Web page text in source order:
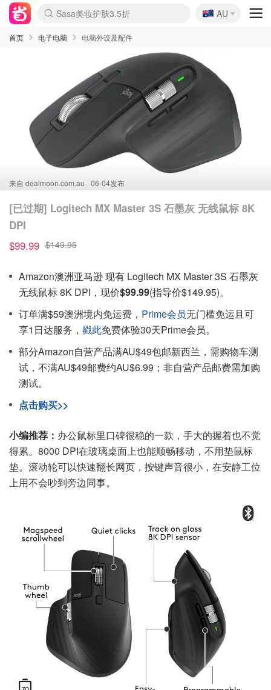
lululemon折扣上新
Sasa美妆护肤3.5折
SSENSE年中3折
FreshBeauty好价汇总
Cettire降价+叠9折
Farfetch折上8折
WWS Coles超市实拍
viagogo二手票捡漏
Myer清仓1折起
The Outnet奢牌1折起
David Jones 3折起
Flannels大牌1折
Perfumes Club护肤1折
AMIRO返校季6.2折
Oweek抽奖送Airpods
Amazon折扣汇总
eToro入金$200送$50
Amazon数码好物
ICONIC本周7.5折
ThedoubleF高奢地板价
Moose Knuckles 6折
丝芙兰5折起
EUFY官网3.7折起
Selenichast首饰2折
Trip机票酒店促销
YSL送5件彩妆礼
Amazon家居好物
BIGBANG巡演开票
David Jones时尚3折
Amazon美妆护肤
雅漾大喷$8
过敏原检测盒$33
伊索独家赠50ml沐浴露
科颜氏清仓3折
SEALIFE海洋馆门票6折
丝塔芙大白罐$16
订阅Newsletter送香薰
Cult Beauty 6.8折
Harrods圣诞日历2.3折
LN-CC奢牌私促3折
d'Alba空姐喷雾$16
EVE LOM套装逆天2折
Bernardelli独家4折
Adore Beauty 6折起
CT圣诞日历
Mytheresa奢品2.7折
Luxury Escapes 9折
Currentbody美容仪9折
MOON Garden Live
ALLSAINTS美衣3折
Roborock扫地机3.7折
Tingo Life水杯$24
Valentino官网5折
CR洗发护发6.3折
🇦🇺
AU
首页 电子电脑 电脑外设及配件
来自 dealmoon.com.au 06-04发布
[已过期] Logitech MX Master 3S 石墨灰 无线鼠标 8K
DPI
$99.99 $149.95
Amazon澳洲亚马逊 现有 Logitech MX Master 3S 石墨灰
无线鼠标 8K DPI，现价$99.99(指导价$149.95)。
订单满$59澳洲境内免运费， Prime会员无门槛免运且可
享1日达服务， 戳此免费体验30天Prime会员。
部分Amazon自营产品满AU$49包邮新西兰，需购物车测
试，不满AU$49邮费约AU$6.99；非自营产品邮费需加购
测试。
点击购买>>
小编推荐： 办公鼠标里口碑很稳的一款，手大的握着也不觉
得累。8000 DPI在玻璃桌面上也能顺畅移动，不用垫鼠标
垫。滚动轮可以快速翻长网页，按键声音很小，在安静工位
上用不会吵到旁边同事。